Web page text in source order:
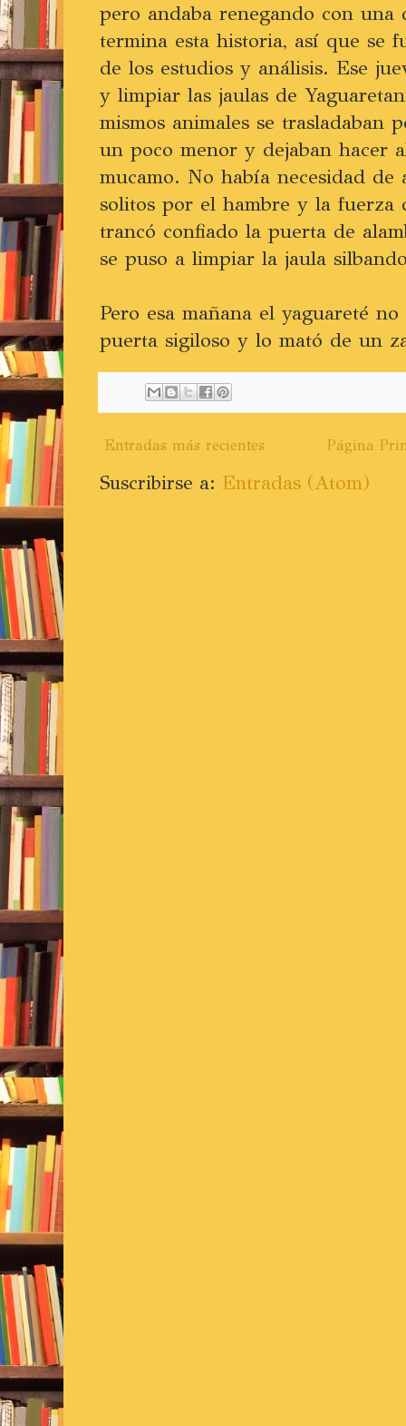
pero andaba renegando con una
termina esta historia, así que se
de los estudios y análisis. Ese
y limpiar las jaulas de
mismos animales se trasladaban
un poco menor y dejaban hacer
mucamo. No había necesidad de
solitos por el hambre y la fuerza
trancó confiado la puerta de
se puso a limpiar la jaula
Pero esa mañana el yaguareté
puerta sigiloso y lo mató de un
Entradas más recientes Página
Suscribirse a: Entradas (Atom)